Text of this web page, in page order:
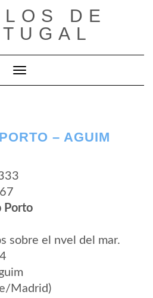
DE
Cambiar modo de navegación
– AGUIM
Porto
sobre el nvel del mar.
Madrid)